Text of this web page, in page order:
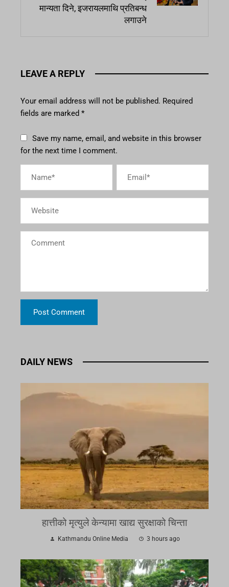
मान्यता दिने, इजरायलमाथि प्रतिबन्ध
लगाउने
LEAVE A REPLY
Your email address will not be published. Required
fields are marked *
Save my name, email, and website in this browser
for the next time I comment.
DAILY NEWS
हात्तीको मृत्युले केन्यामा खाद्य सुरक्षाको चिन्ता
Kathmandu Online Media 3 hours ago